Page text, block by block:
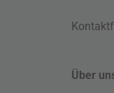
Über